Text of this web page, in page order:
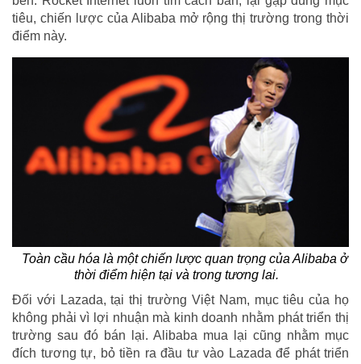
tiêu, chiến lược của Alibaba mở rộng thị trường trong thời
điểm này.
Toàn cầu hóa là một chiến lược quan trọng của Alibaba ở
thời điểm hiện tại và trong tương lai.
Đối với Lazada, tại thị trường Việt Nam, mục tiêu của họ
không phải vì lợi nhuận mà kinh doanh nhằm phát triển thị
trường sau đó bán lại. Alibaba mua lại cũng nhằm mục
đích tương tự, bỏ tiền ra đầu tư vào Lazada để phát triển